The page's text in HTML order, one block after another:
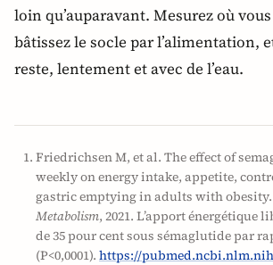
loin qu’auparavant. Mesurez où
bâtissez le socle par l’alimentation,
reste, lentement et avec de l’eau.
Friedrichsen M, et al. The effect of
weekly on energy intake, appetite,
gastric emptying in adults with obesity.
Metabolism, 2021. L’apport énergétique
de 35 pour cent sous sémaglutide par
(P<0,0001). https://